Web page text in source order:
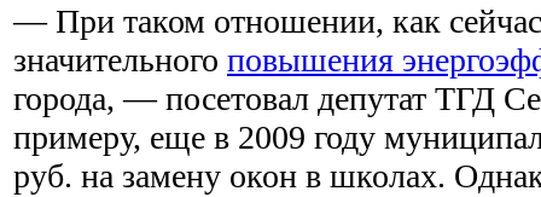
— При таком отношении, как
значительного повышения
города, — посетовал депутат ТГД
примеру, еще в 2009 году
руб. на замену окон в школах.